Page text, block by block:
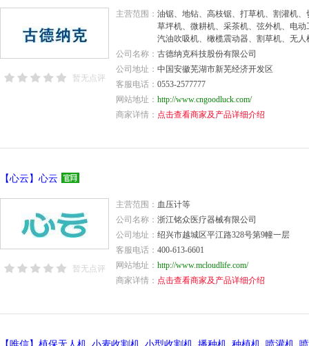
暂无点评
主营范围：油锯、地钻、高枝锯、打草机、割灌机
草坪机、微耕机、采茶机、弦外机、电
汽油吹吸机、橄榄震动器、割草机、无人
公司名称：古德纳克科技股份有限公司
公司地址：中国安徽芜湖市新芜经济开发区
客服电话：0553-2577777
网站地址：http://www.cngoodluck.com/
商家详情： 点击查看商家及产品详细介绍
【心云】心云
暂无点评
主营范围： 血压计等
公司名称：浙江铭众医疗器械有限公司
公司地址：绍兴市越城区平江路328号第9幢一层
客服电话：400-613-6601
网站地址：http://www.mcloudlife.com/
商家详情： 点击查看商家及产品详细介绍